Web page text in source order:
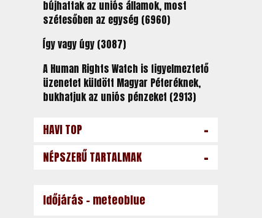
bújhattak az uniós államok, most
szétesőben az egység (6960)
Így vagy úgy (3087)
A Human Rights Watch is figyelmeztető
üzenetet küldött Magyar Péteréknek,
bukhatjuk az uniós pénzeket (2913)
HAVI TOP -
NÉPSZERŰ TARTALMAK -
Időjárás - meteoblue